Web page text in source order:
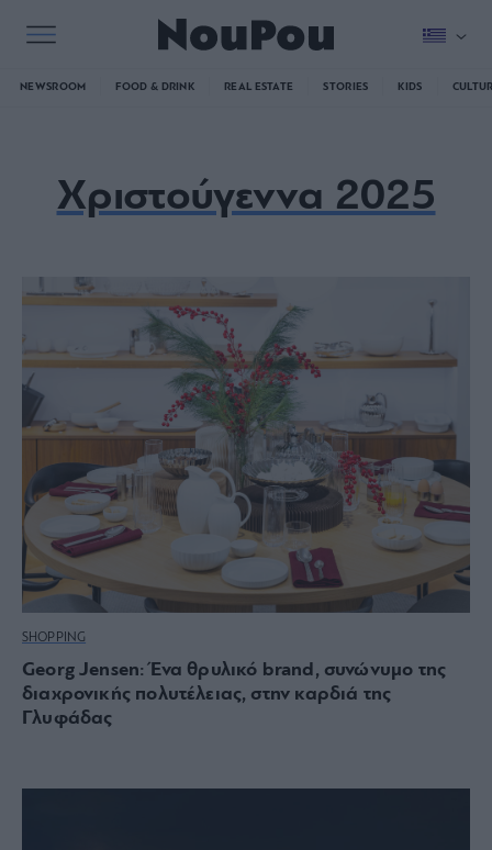
NEWSROOM FOOD & DRINK REAL ESTATE STORIES KIDS
Χριστούγεννα 2025
SHOPPING
Georg Jensen: Ένα θρυλικό brand, συνώνυμο της
διαχρονικής πολυτέλειας, στην καρδιά της
Γλυφάδας